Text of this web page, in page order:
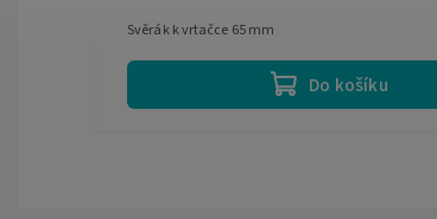
Do košíku
Svěrák k vrtačce 65 mm